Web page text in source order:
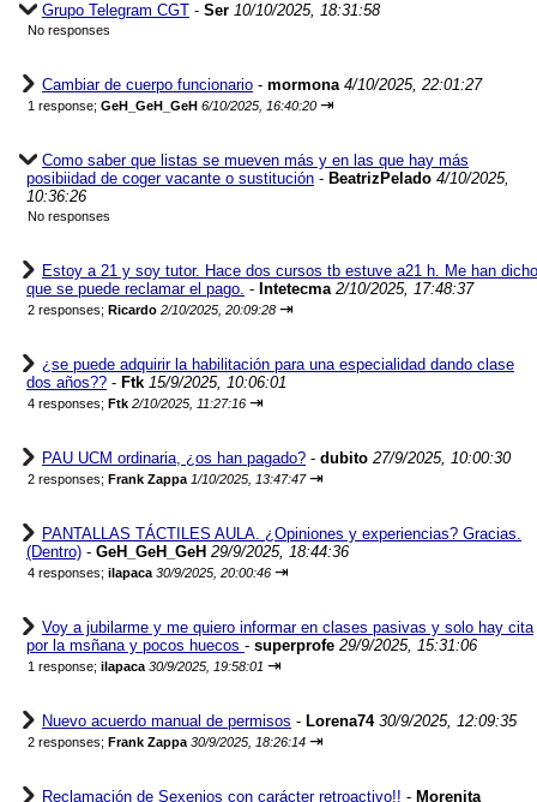
Grupo Telegram CGT - Ser 10/10/2025, 18:31:58
No responses
Cambiar de cuerpo funcionario - mormona 4/10/2025, 22:01:27
1 response; GeH_GeH_GeH 6/10/2025, 16:40:20 ⇥
Como saber que listas se mueven más y en las que hay más
posibiidad de coger vacante o sustitución - BeatrizPelado 4/10/2025,
10:36:26
No responses
Estoy a 21 y soy tutor. Hace dos cursos tb estuve a21 h. Me han dicho
que se puede reclamar el pago. - Intetecma 2/10/2025, 17:48:37
2 responses; Ricardo 2/10/2025, 20:09:28 ⇥
¿se puede adquirir la habilitación para una especialidad dando clase
dos años?? - Ftk 15/9/2025, 10:06:01
4 responses; Ftk 2/10/2025, 11:27:16 ⇥
PAU UCM ordinaria, ¿os han pagado? - dubito 27/9/2025, 10:00:30
2 responses; Frank Zappa 1/10/2025, 13:47:47 ⇥
PANTALLAS TÁCTILES AULA. ¿Opiniones y experiencias? Gracias.
(Dentro) - GeH_GeH_GeH 29/9/2025, 18:44:36
4 responses; ilapaca 30/9/2025, 20:00:46 ⇥
Voy a jubilarme y me quiero informar en clases pasivas y solo hay cita
por la msñana y pocos huecos - superprofe 29/9/2025, 15:31:06
1 response; ilapaca 30/9/2025, 19:58:01 ⇥
Nuevo acuerdo manual de permisos - Lorena74 30/9/2025, 12:09:35
2 responses; Frank Zappa 30/9/2025, 18:26:14 ⇥
Reclamación de Sexenios con carácter retroactivo!! - Morenita